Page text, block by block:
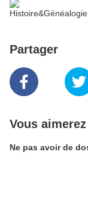
Partager
Vous
Ne pas avoir de